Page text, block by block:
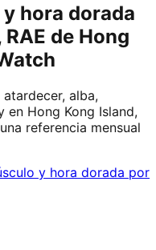
hora dorada
de Hong
alba,
Hong Kong Island,
referencia mensual
y hora dorada por